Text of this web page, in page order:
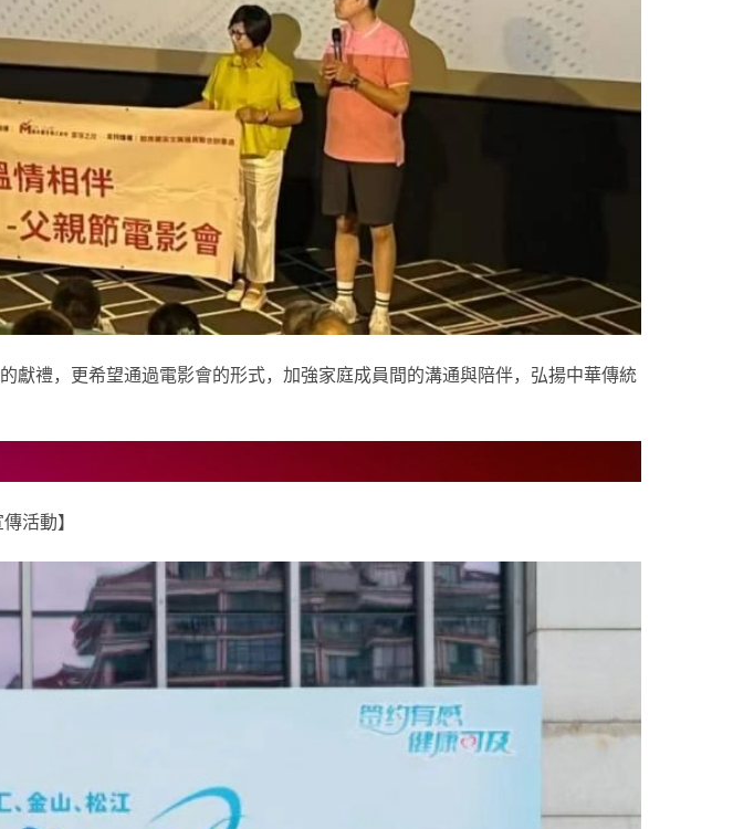
獻禮，更希望通過電影會的形式，加強家庭成員間的溝通與陪伴，弘揚中華傳統
活動】